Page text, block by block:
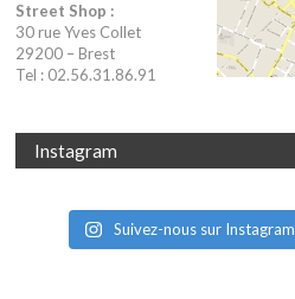
Street Shop :
30 rue Yves Collet
29200 – Brest
Tel : 02.56.31.86.91
Instagram
Suivez-nous sur Instagram